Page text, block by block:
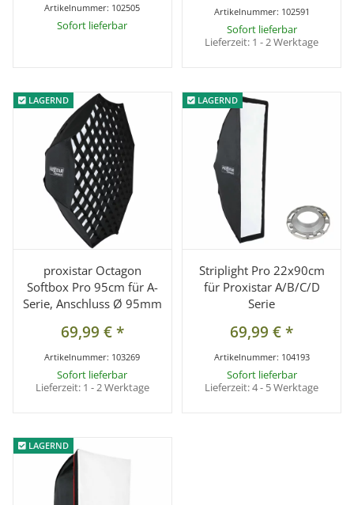
Artikelnummer: 102505
Sofort lieferbar
Artikelnummer: 102591
Sofort lieferbar
Lieferzeit: 1 - 2 Werktage
LAGERND
LAGERND
proxistar Octagon
Softbox Pro 95cm für A-
Serie, Anschluss Ø 95mm
69,99 €*
Artikelnummer: 103269
Sofort lieferbar
Lieferzeit: 1 - 2 Werktage
LAGERND
LAGERND
Striplight Pro 22x90cm
für Proxistar A/B/C/D
Serie
69,99 €*
Artikelnummer: 104193
Sofort lieferbar
Lieferzeit:4 - 5 Werktage
LAGERND
LAGERND